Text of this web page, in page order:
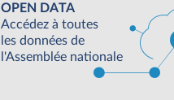
OPEN DATA
Accédez à toutes
les données de
l'Assemblée nationale